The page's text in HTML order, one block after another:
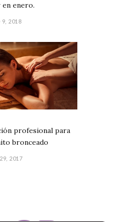
enero.
9, 2018
profesional para
bronceado
2017